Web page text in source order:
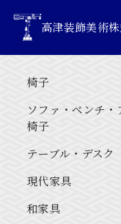
高津装飾美術
椅子
ソファ・ベンチ・
椅子
テーブル・デスク
現代家具
和家具